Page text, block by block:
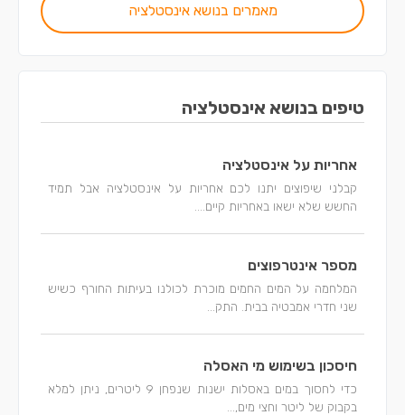
מאמרים בנושא אינסטלציה
טיפים בנושא אינסטלציה
אחריות על אינסטלציה
קבלני שיפוצים יתנו לכם אחריות על אינסטלציה אבל תמיד
החשש שלא ישאו באחריות קיים....
מספר אינטרפוצים
המלחמה על המים החמים מוכרת לכולנו בעיתות החורף כשיש
שני חדרי אמבטיה בבית. התק...
חיסכון בשימוש מי האסלה
כדי לחסוך במים באסלות ישנות שנפחן 9 ליטרים, ניתן למלא
בקבוק של ליטר וחצי מים,...